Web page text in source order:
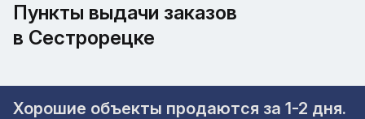
Пункты выдачи заказов
в Сестрорецке
Хорошие объекты продаются за 1-2 дня.